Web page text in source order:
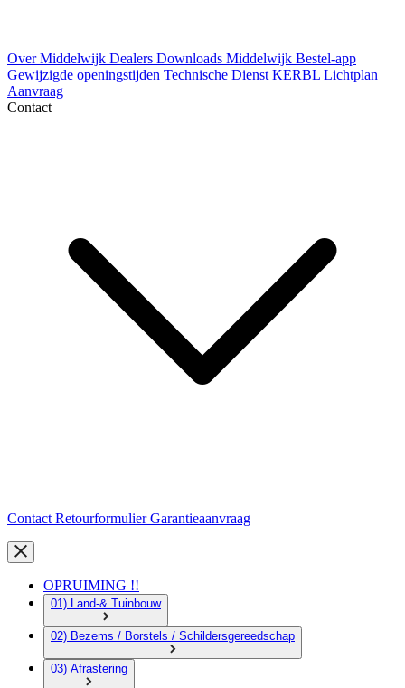
Over Middelwijk Dealers Downloads Middelwijk Bestel-app
Gewijzigde openingstijden Technische Dienst KERBL Lichtplan
Aanvraag
Contact
Contact RetourformulierGarantieaanvraag
OPRUIMING !!
01) Land-& Tuinbouw
02) Bezems / Borstels / Schildersgereedschap
03) Afrastering